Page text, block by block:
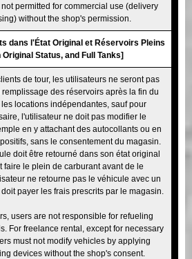
permitted for commercial use (delivery
without the shop's permission.
dans l'État Original et Réservoirs Pleins
Status, and Full Tanks]
de tour, les utilisateurs ne seront pas
des réservoirs après la fin du
locations indépendantes, sauf pour
l'utilisateur ne doit pas modifier le
en y attachant des autocollants ou en
sans le consentement du magasin.
doit être retourné dans son état original
faire le plein de carburant avant de le
ne retourne pas le véhicule avec un
payer les frais prescrits par le magasin.
users are not responsible for refueling
For freelance rental, except for necessary
must not modify vehicles by applying
devices without the shop's consent.